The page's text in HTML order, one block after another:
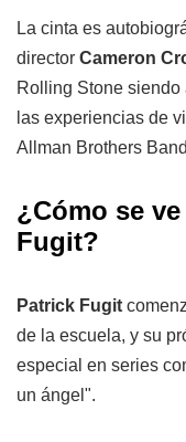
La cinta es
director Cameron
Rolling Stone
las experiencias de
Allman Brothers
¿Cómo se
Fugit?
Patrick Fugit
de la escuela, y su
especial en series
un ángel".